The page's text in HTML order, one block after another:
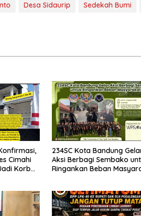
Desa Sidaurip Sedekah Bumi
Cimahi
Korban
234SC Kota Bandung
Aksi Berbagi Sembako
Ringankan Beban